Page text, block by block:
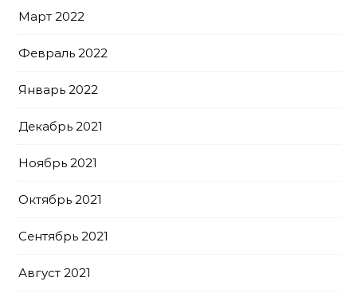
Март 2022
Февраль 2022
Январь 2022
Декабрь 2021
Ноябрь 2021
Октябрь 2021
Сентябрь 2021
Август 2021